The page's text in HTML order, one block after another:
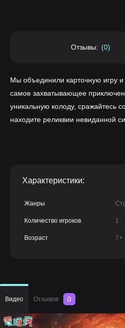
Отзывы: (0)
Мы объединили карточную игру и
самое захватывающее
уникальную колоду, сражайтесь
находите реликвии невиданной
Характеристики:
Жанры
Количество игроков 1
Возраст 7+
Видео Отзывов 0